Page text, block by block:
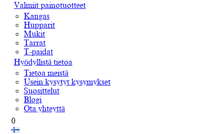
Valmiit painotuotteet
Kangas
Hupparit
Mukit
Tarrat
T-paidat
Hyödyllistä tietoa
Tietoa meistä
Usein kysytyt kysymykset
Suosittelut
Blogi
Ota yhteyttä
0